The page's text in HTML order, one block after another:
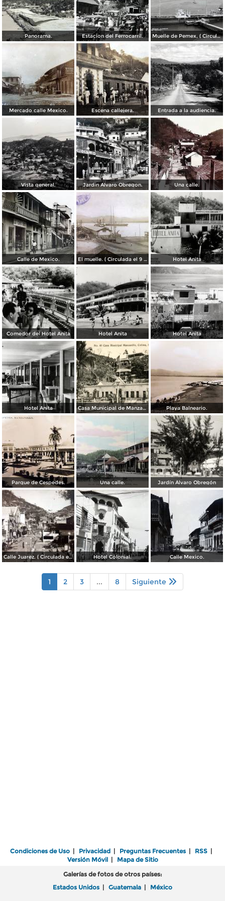
Panorama. Estacion del Ferrocarril. Muelle de Pemex, ( Circulada el 21 de Septiembre de 1962 ).
Mercado calle Mexico. Escena callejera. Entrada a la audiencia.
Vista general. Jardin Alvaro Obregon. Una calle.
Calle de Mexico. El muelle. ( Circulada el 9 de Septiembre de 1913 ). Hotel Anita
Comedor del Hotel Anita Hotel Anita Hotel Anita
Hotel Anita Casa Municipal de Manzanillo Playa Balneario.
Parque de Cespedes. Una calle. Jardín Álvaro Obregón
Calle Juarez. ( Circulada el 22 de Diciembre de 1942 ). Hotel Colonial. Calle Mexico.
1 2 3 ... 8 Siguiente
Condiciones de Uso | Privacidad | Preguntas Frecuentes | RSS |
Versión Móvil| Mapa de Sitio
Galerías de fotos de otros países:
Estados Unidos | Guatemala | México